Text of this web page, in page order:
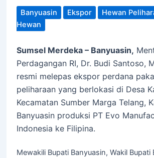
Banyuasin Ekspor Hewan
Hewan
Sumsel Merdeka – Banyuasin,
Perdagangan RI, Dr. Budi Santoso,
resmi melepas ekspor perdana
peliharaan yang berlokasi di Desa
Kecamatan Sumber Marga Telang,
Banyuasin produksi PT Evo
Indonesia ke Filipina.
Mewakili Bupati Banyuasin, Wakil Bupati